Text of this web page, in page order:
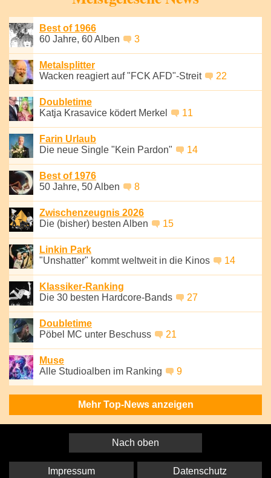
Best of 1966
60 Jahre, 60 Alben
3
Metalsplitter
Wacken reagiert auf "FCK AFD"-Streit
22
Doubletime
Katja Krasavice ködert Merkel
11
Farin Urlaub
Die neue Single "Kein Pardon"
14
Best of 1976
50 Jahre, 50 Alben
8
Zwischenzeugnis 2026
Die (bisher) besten Alben
15
Linkin Park
"Unshatter" kommt weltweit in die Kinos
14
Klassiker-Ranking
Die 30 besten Hardcore-Bands
27
Doubletime
Pöbel MC unter Beschuss
21
Muse
Alle Studioalben im Ranking
9
Mehr Top-News anzeigen
Nach oben
Impressum Datenschutz